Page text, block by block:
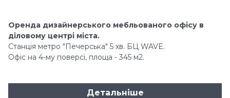
Оренда дизайнерського мебльованого офісу в
діловому центрі міста.
Станція метро "Печерська" 5 хв. БЦ WAVE.
Офіс на 4-му поверсі, площа - 345 м2.
Детальніше